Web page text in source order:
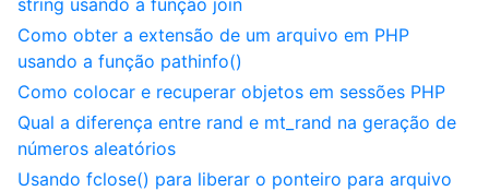
string usando a função join
Como obter a extensão de um arquivo em PHP
usando a função pathinfo()
Como colocar e recuperar objetos em sessões PHP
Qual a diferença entre rand e mt_rand na geração de
números aleatórios
Usando fclose() para liberar o ponteiro para arquivo